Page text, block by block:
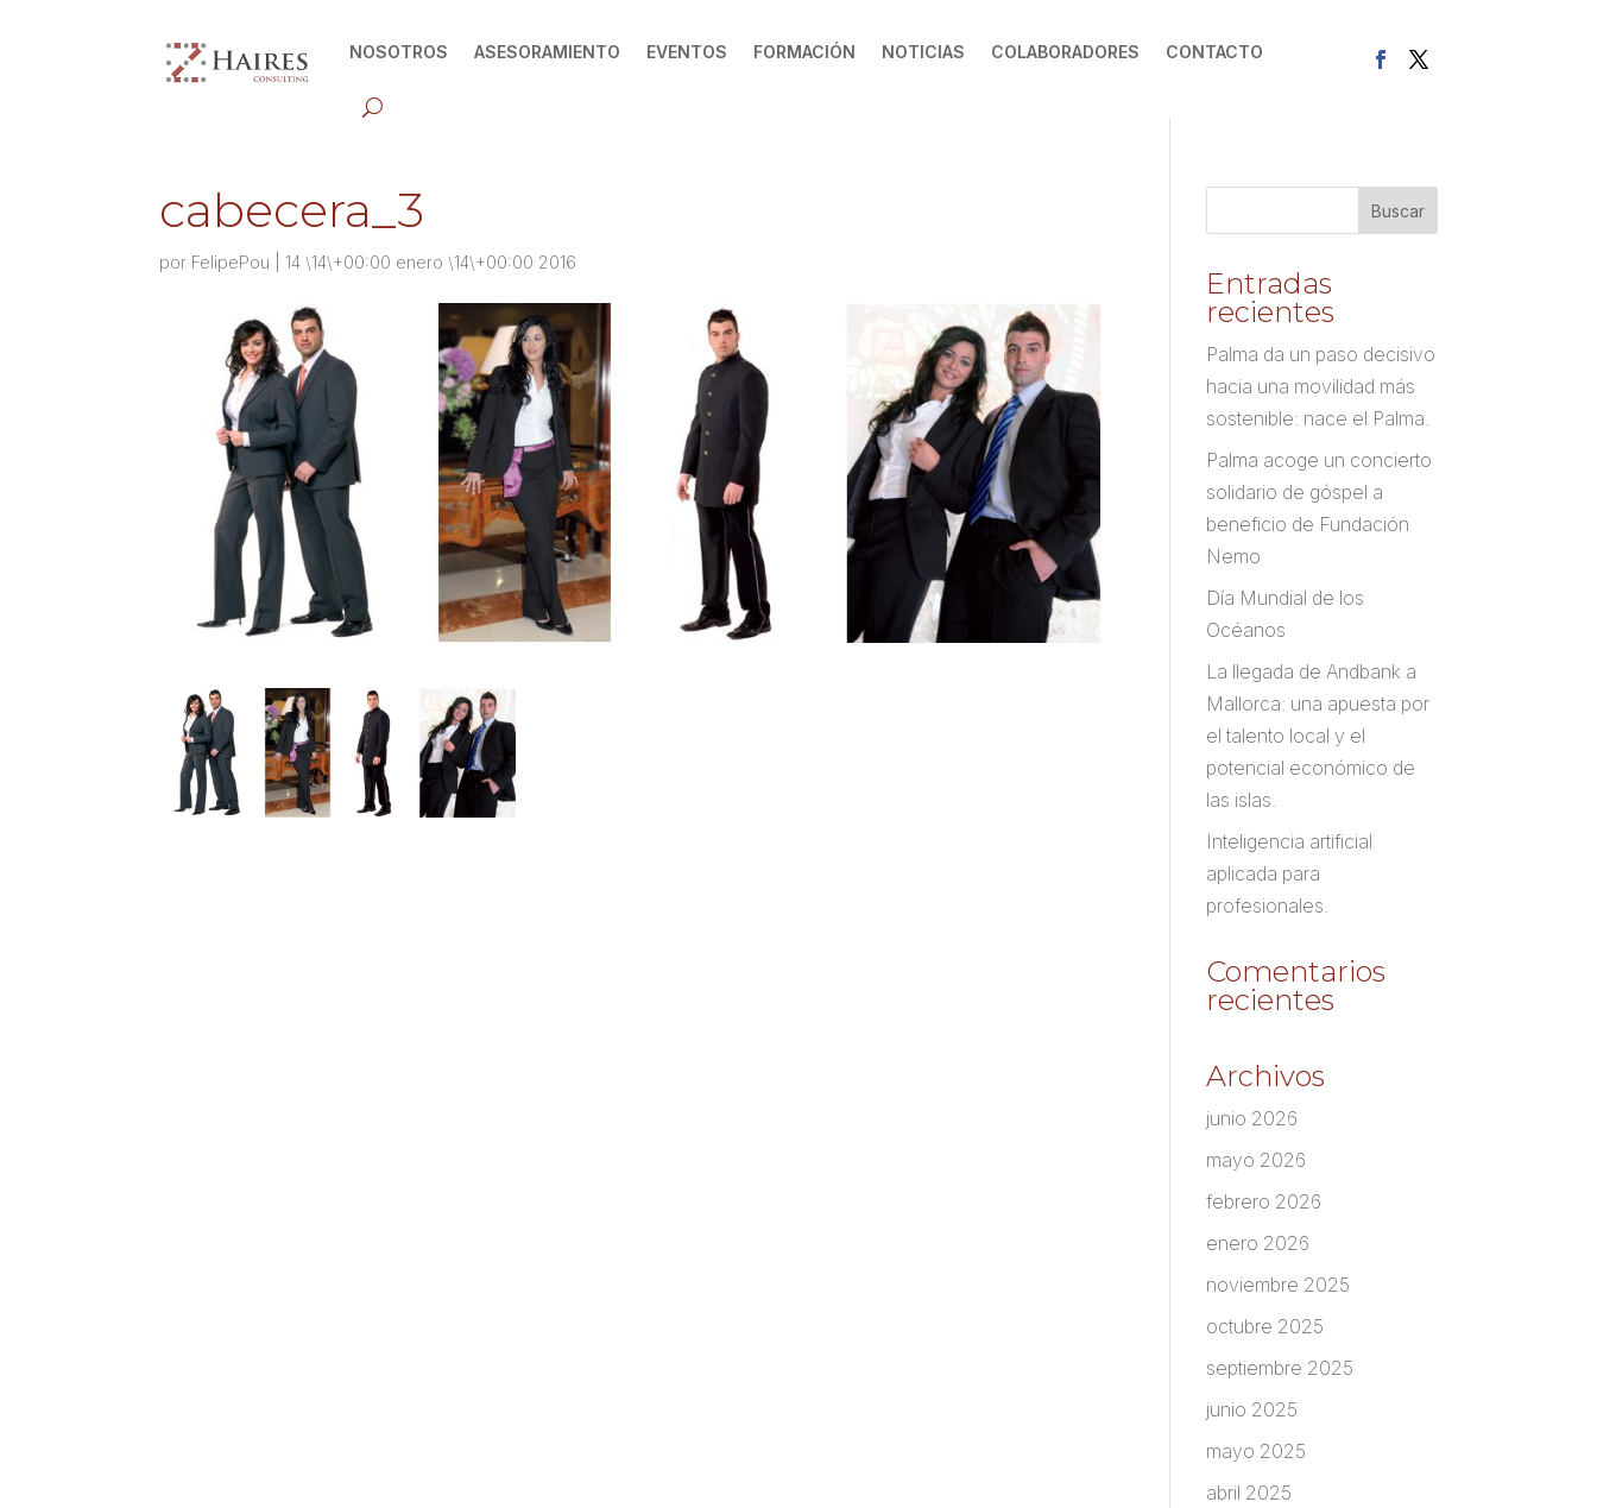
NOSOTROS ASESORAMIENTO EVENTOS FORMACIÓN NOTICIAS COLABORADORES CONTACTO
cabecera_3
por FelipePou |14 \14\+00:00 enero \14\+00:00 2016
Entradas
recientes
Palma da un paso decisivo
hacia una movilidad más
sostenible: nace el Palma.
Palma acoge un concierto
solidario de góspel a
beneficio de Fundación
Nemo
Día Mundial de los
Océanos
La llegada de Andbank a
Mallorca: una apuesta por
el talento local y el
potencial económico de
las islas.
Inteligencia artificial
aplicada para
profesionales.
Comentarios
recientes
Archivos
junio 2026
mayo 2026
febrero 2026
enero 2026
noviembre 2025
octubre 2025
septiembre 2025
junio 2025
mayo 2025
abril 2025